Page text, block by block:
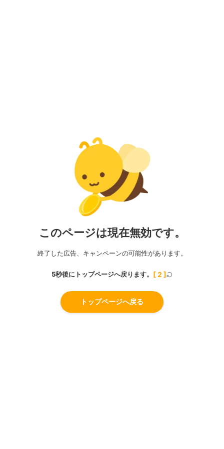
このページは現在無効です。
終了した広告、キャンペーンの可能性があります。
5秒後にトップページへ戻ります。 [2 ]
トップページへ戻る